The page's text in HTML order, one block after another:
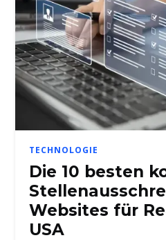
TECHNOLOGIE
Die 10 besten
Websites für
USA